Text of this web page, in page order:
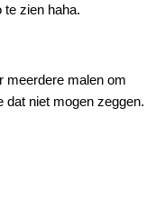
zien haha.
meerdere malen om
dat niet mogen zeggen.